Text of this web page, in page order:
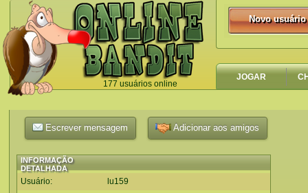
177 usuários online
`
Novo usuário
Novo usuário
JOGAR
Escrever mensagem Adicionar aos amigos
INFORMAÇÃO
DETALHADA
Usuário:
lu159